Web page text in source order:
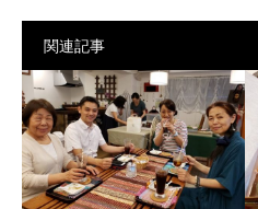
関連記事